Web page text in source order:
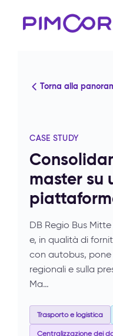
Torna alla
CASE STUDY
master su
DB Regio Bus
e, in qualità di
con autobus,
regionali e sulla
Ma…
Trasporto e logistica
Centralizzazione dei